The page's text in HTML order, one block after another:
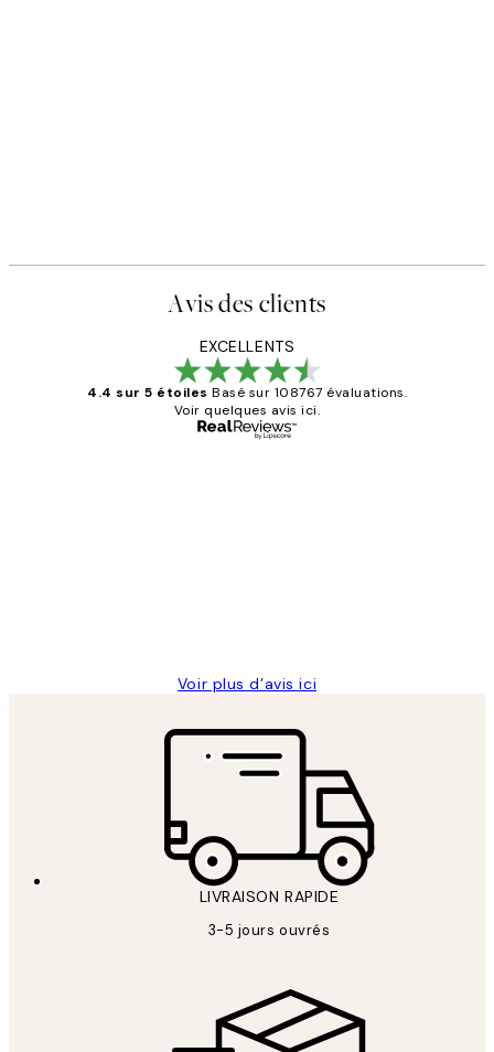
Avis des clients
EXCELLENTS
4.4 sur 5 étoiles Basé sur 108767 évaluations.
Voir quelques avis ici.
Voir plus d’avis ici
LIVRAISON RAPIDE
3-5 jours ouvrés